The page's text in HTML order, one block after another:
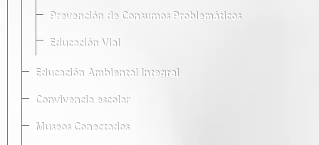
Prevención de Consumos Problemáticos
Educación Vial
Educación Ambiental Integral
Convivencia escolar
Museos Conectados